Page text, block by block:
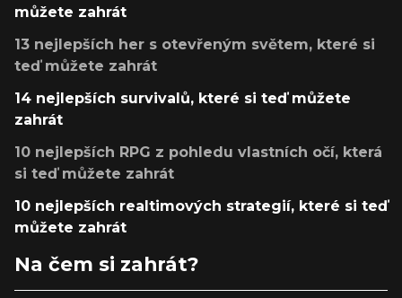
můžete zahrát
13 nejlepších her s otevřeným světem, které si
teď můžete zahrát
14 nejlepších survivalů, které si teď můžete
zahrát
10 nejlepších RPG z pohledu vlastních očí, která
si teď můžete zahrát
10 nejlepších realtimových strategií, které si teď
můžete zahrát
Na čem si zahrát?